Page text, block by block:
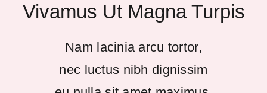
Vivamus Ut Magna Turpis
Nam lacinia arcu tortor,
nec luctus nibh dignissim